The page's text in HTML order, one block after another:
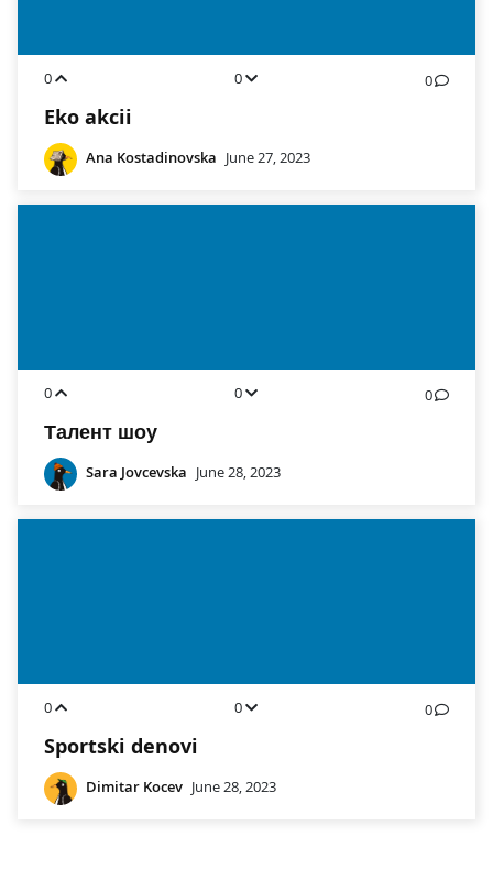
0 0 0
Eko akcii
Ana Kostadinovska June 27, 2023
0 0 0
Талент шоу
Sara Jovcevska June 28, 2023
0 0 0
Sportski denovi
Dimitar Kocev June 28, 2023